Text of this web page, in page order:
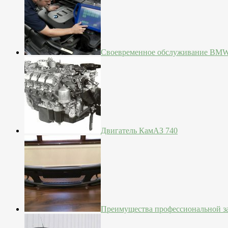
Своевременное обслуживание
Двигатель КамАЗ 740
Преимущества профессиональной